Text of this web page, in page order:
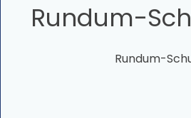
Rundum-
Rundum-